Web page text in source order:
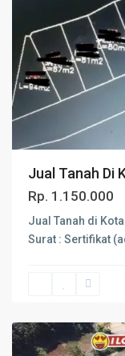
Jual Tanah Di
Rp. 1.150.000
Jual Tanah di
Surat : Sertifikat